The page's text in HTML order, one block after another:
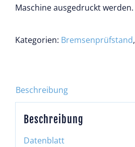
Maschine ausgedruckt werden.
Kategorien: Bremsenprüfstand,
Beschreibung
Beschreibung
Datenblatt